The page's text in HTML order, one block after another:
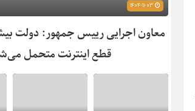
معاون اجرایی رییس جمهور: دولت
قطع اینترنت متحمل